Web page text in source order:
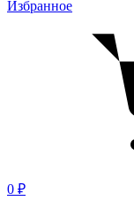
Избранное
0 ₽